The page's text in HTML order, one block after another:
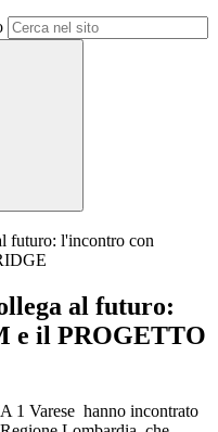
futuro: l'incontro con
al futuro:
e il PROGETTO
1 Varese hanno incontrato